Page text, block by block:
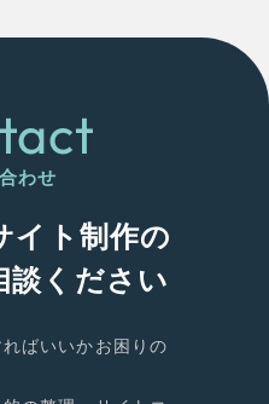
わせ
イト制作の
談ください
ばいいかお困りの